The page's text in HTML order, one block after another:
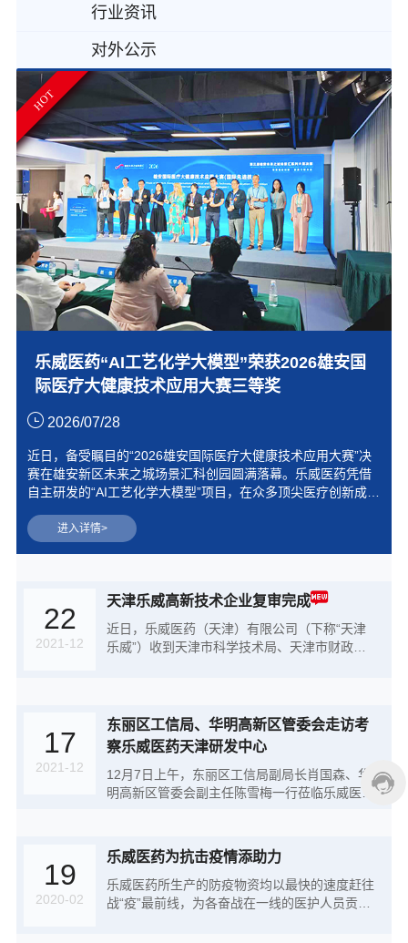
行业资讯
对外公示
HOT
乐威医药“AI工艺化学大模型”荣获2026雄安国
际医疗大健康技术应用大赛三等奖
2026/07/28
近日，备受瞩目的“2026雄安国际医疗大健康技术应用大赛”决
赛在雄安新区未来之城场景汇科创园圆满落幕。乐威医药凭借
自主研发的“AI工艺化学大模型”项目，在众多顶尖医疗创新成果
进入详情>
22
2021-12
天津乐威高新技术企业复审完成
近日，乐威医药（天津）有限公司（下称“天津
乐威”）收到天津市科学技术局、天津市财政
心自主知识产权等方面的积累成果再次获得认
可。
17
2021-12
东丽区工信局、华明高新区管委会走访考
察乐威医药天津研发中心
12月7日上午，东丽区工信局副局长肖国森、华
明高新区管委会副主任陈雪梅一行莅临乐威医药
策制度。
19
2020-02
乐威医药为抗击疫情添助力
乐威医药所生产的防疫物资均以最快的速度赶往
战“疫”最前线，为各奋战在一线的医护人员贡献